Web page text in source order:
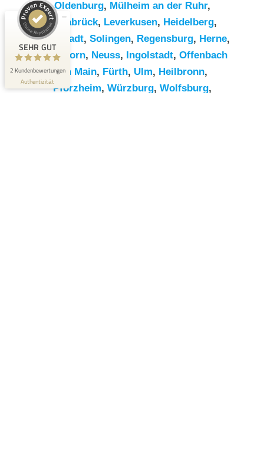
Oldenburg, Mülheim an der Ruhr,
Osnabrück, Leverkusen, Heidelberg,
Darmstadt, Solingen, Regensburg, Herne,
Paderborn, Neuss, Ingolstadt, Offenbach
am Main, Fürth, Ulm, Heilbronn,
Pforzheim, Würzburg, Wolfsburg,
SEHR GUT
2 Kundenbewertungen
Authentizität
RümpelButler
SEHR GUT
5,00 / 5,00
2
Bewertungen von 1
anderen Quelle
Blick aufs ProvenExpert-Profil werfen